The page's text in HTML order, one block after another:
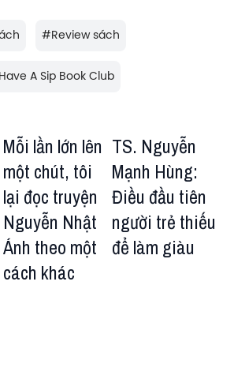
#Review sách
Have A Sip Book Club
Mỗi lần lớn lên
một chút, tôi
lại đọc truyện
Nguyễn Nhật
Ánh theo một
cách khác
TS. Nguyễn
Mạnh Hùng:
Điều đầu tiên
người trẻ thiếu
để làm giàu